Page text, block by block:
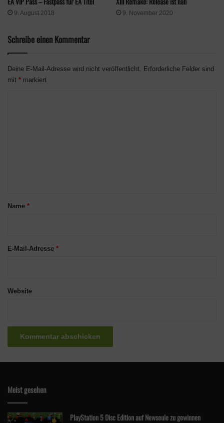
9. August 2018 9. November 2020
Schreibe einen Kommentar
Deine E-Mail-Adresse wird nicht veröffentlicht.
Erforderliche Felder sind
mit * markiert
aName *
E-Mail-Adresse *
Website
Meist gesehen
PlayStation 5 Disc Edition auf Newseule zu gewinnen